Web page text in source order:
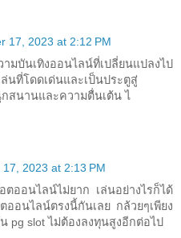
17, 2023 at 2:12 PM
บันเทิงออนไลน์ที่เปลี่ยนแปลงไป
ล่นที่โดดเด่นและเป็นประตูสู่
สนานและความตื่นเต้น ไ
2023 at 2:13 PM
ออนไลน์ไม่ยาก เล่นอย่างไรก็ได้
ออนไลน์ตรงนี้กันเลย กล้วยๆเพียง
pg slot ไม่ต้องลงทุนสูงอีกต่อไป